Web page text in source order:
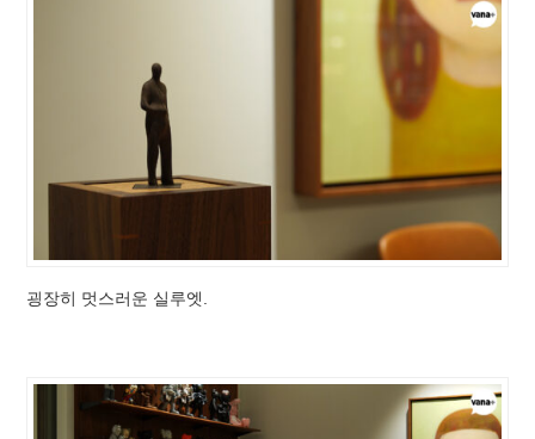
굉장히 멋스러운 실루엣.